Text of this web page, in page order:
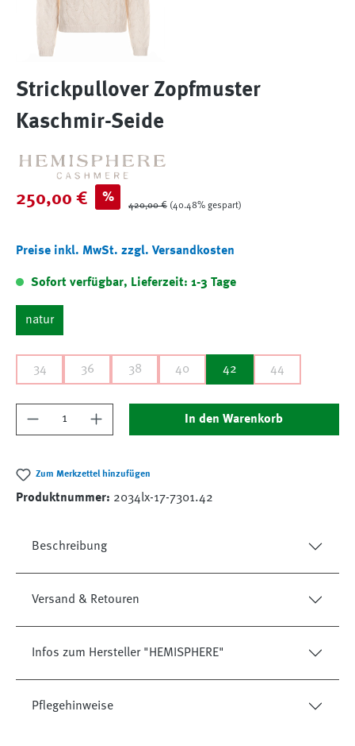
Strickpullover Zopfmuster
Kaschmir-Seide
Verkaufspreis:
250,00 € %
Regulärer Preis:
420,00 € (40.48% gespart)
Preise inkl. MwSt. zzgl. Versandkosten
Sofort verfügbar, Lieferzeit: 1-3 Tage
natur
34 36 38 40 42 44
Produkt Anzahl: Gib den gewünschten Wert
In den Warenkorb
Zum Merkzettel hinzufügen
Produktnummer: 2034lx-17-7301.42
Beschreibung
Versand & Retouren
Infos zum Hersteller "HEMISPHERE"
Pflegehinweise